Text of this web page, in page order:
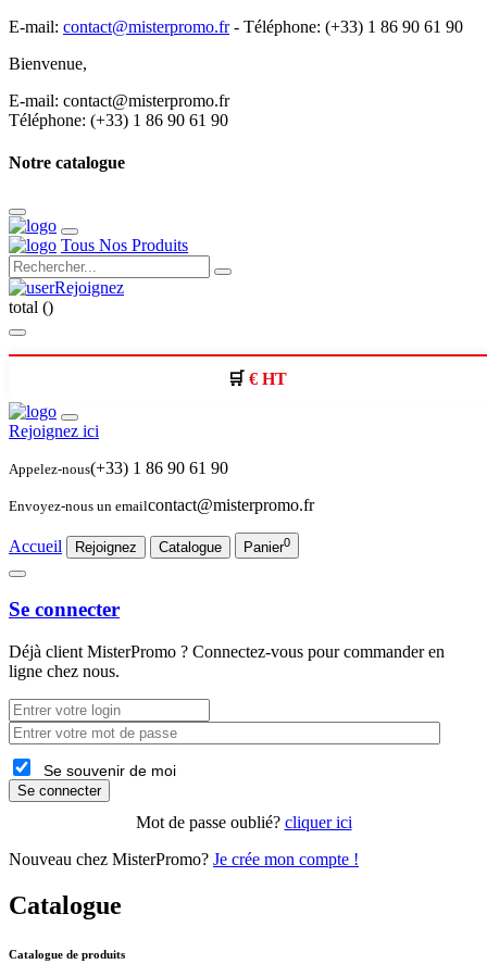
E-mail: contact@misterpromo.fr- Téléphone: (+33) 1 86 90 61 90
Bienvenue,
E-mail: contact@misterpromo.fr
Téléphone: (+33) 1 86 90 61 90
Notre catalogue
Tous Nos Produits
Rejoignez
total ()
€ HT
Rejoignez ici
Appelez-nous(+33) 1 86 90 61 90
Envoyez-nous un emailcontact@misterpromo.fr
Accueil Rejoignez Catalogue Panier0
Se connecter
Déjà client MisterPromo ? Connectez-vous pour commander en
ligne chez nous.
Se souvenir de moi
Se connecter
Mot de passe oublié? cliquer ici
Nouveau chez MisterPromo? Je crée mon compte !
Catalogue
Catalogue de produits